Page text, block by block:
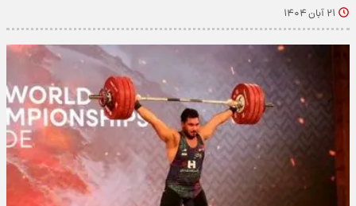
۲۱ آبان ۱۴۰۴